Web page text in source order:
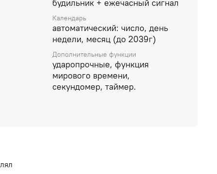
будильник + ежечасный сигнал
Календарь
автоматический: число, день
недели, месяц (до 2039г)
Дополнительные функции
ударопрочные, функция
мирового времени,
секундомер, таймер.